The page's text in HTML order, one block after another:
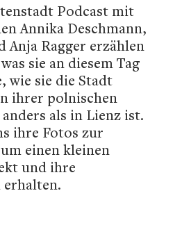
Podcast mit
Annika Deschmann,
Anja Ragger erzählen
sie an diesem Tag
wie sie die Stadt
ihrer polnischen
als in Lienz ist.
ihre Fotos zur
einen kleinen
und ihre
erhalten.